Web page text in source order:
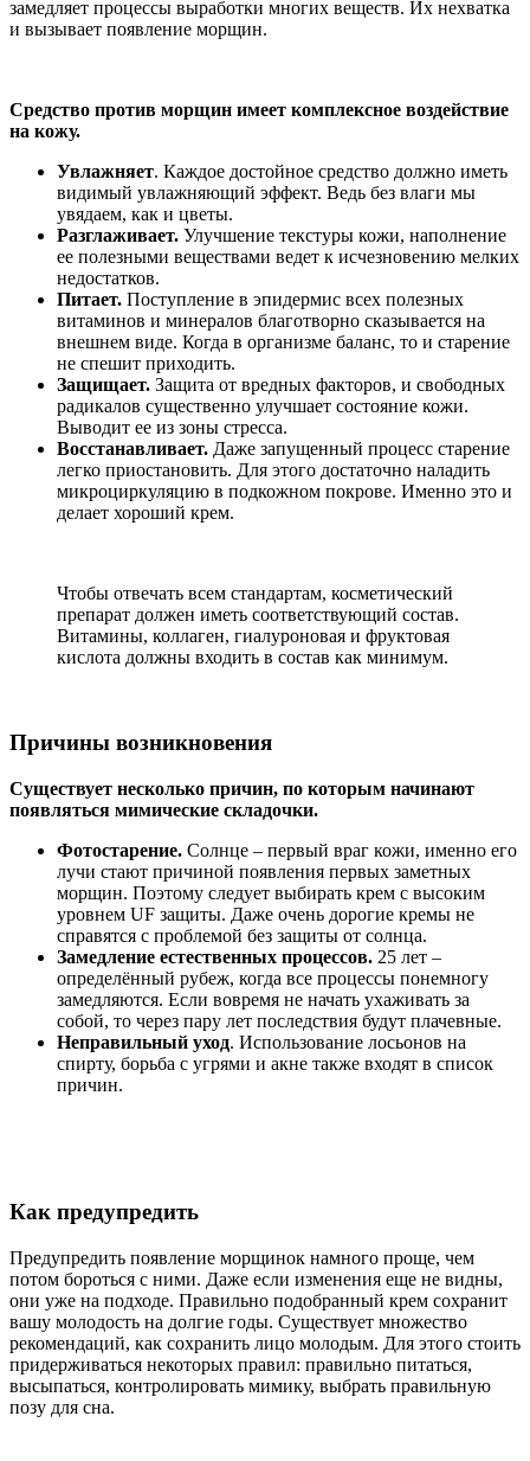
замедляет процессы выработки многих веществ. Их нехватка
и вызывает появление морщин.
Средство против морщин имеет комплексное воздействие
на кожу.
Увлажняет. Каждое достойное средство должно иметь
видимый увлажняющий эффект. Ведь без влаги мы
увядаем, как и цветы.
Разглаживает. Улучшение текстуры кожи, наполнение
ее полезными веществами ведет к исчезновению мелких
недостатков.
Питает. Поступление в эпидермис всех полезных
витаминов и минералов благотворно сказывается на
внешнем виде. Когда в организме баланс, то и старение
не спешит приходить.
Защищает. Защита от вредных факторов, и свободных
радикалов существенно улучшает состояние кожи.
Выводит ее из зоны стресса.
Восстанавливает. Даже запущенный процесс старение
легко приостановить. Для этого достаточно наладить
микроциркуляцию в подкожном покрове. Именно это и
делает хороший крем.
Чтобы отвечать всем стандартам, косметический
препарат должен иметь соответствующий состав.
Витамины, коллаген, гиалуроновая и фруктовая
кислота должны входить в состав как минимум.
Причины возникновения
Существует несколько причин, по которым начинают
появляться мимические складочки.
Фотостарение. Солнце – первый враг кожи, именно его
лучи стают причиной появления первых заметных
морщин. Поэтому следует выбирать крем с высоким
уровнем UF защиты. Даже очень дорогие кремы не
справятся с проблемой без защиты от солнца.
Замедление естественных процессов. 25 лет –
определённый рубеж, когда все процессы понемногу
замедляются. Если вовремя не начать ухаживать за
собой, то через пару лет последствия будут плачевные.
Неправильный уход. Использование лосьонов на
спирту, борьба с угрями и акне также входят в список
причин.
Как предупредить
Предупредить появление морщинок намного проще, чем
потом бороться с ними. Даже если изменения еще не видны,
они уже на подходе. Правильно подобранный крем сохранит
вашу молодость на долгие годы. Существует множество
рекомендаций, как сохранить лицо молодым. Для этого стоить
придерживаться некоторых правил: правильно питаться,
высыпаться, контролировать мимику, выбрать правильную
позу для сна.